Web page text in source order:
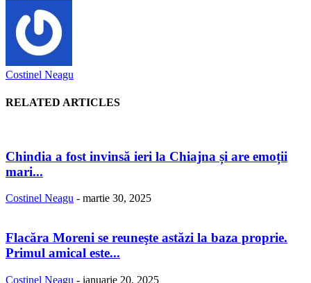
Costinel Neagu
RELATED ARTICLES
Chindia a fost invinsă ieri la Chiajna și are emoții
mari...
Costinel Neagu - martie 30, 2025
Flacăra Moreni se reuneşte astăzi la baza proprie.
Primul amical este...
Costinel Neagu - ianuarie 20, 2025